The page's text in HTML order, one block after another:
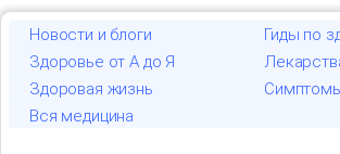
Новости и блоги
Гиды по
Здоровье от А до Я
Здоровая жизнь
Вся медицина